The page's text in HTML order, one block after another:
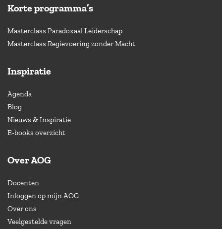
Korte programma’s
Masterclass Paradoxaal Leiderschap
Masterclass Regievoering zonder Macht
Inspiratie
Agenda
Blog
Nieuws & Inspiratie
E-books overzicht
Over AOG
Docenten
Inloggen op mijn AOG
Over ons
Veelgestelde vragen